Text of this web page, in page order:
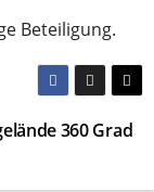
Beteiligung.
360 Grad